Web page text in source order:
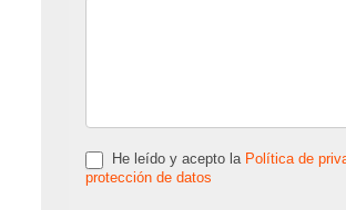
He leído y acepto la Política de
protección de datos